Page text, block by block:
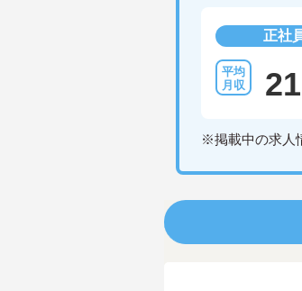
正社
※掲載中の求人